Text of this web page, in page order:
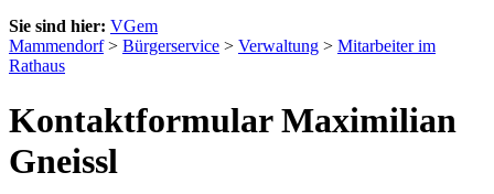
Sie sind hier: VGem
Mammendorf> Bürgerservice > Verwaltung > Mitarbeiter im
Rathaus
Kontaktformular Maximilian
Gneissl